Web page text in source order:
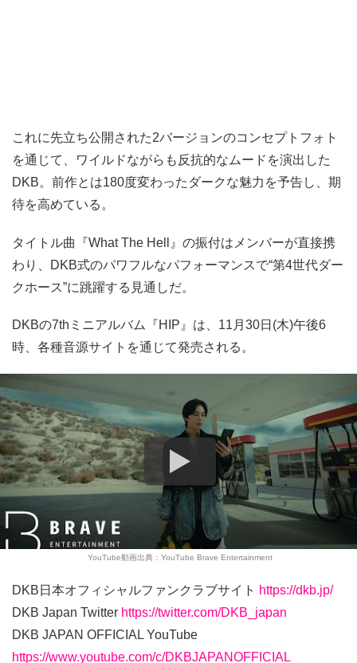
これに先立ち公開された2バージョンのコンセプトフォト
を通じて、ワイルドながらも反抗的なムードを演出した
DKB。前作とは180度変わったダークな魅力を予告し、期
待を高めている。
タイトル曲『What The Hell』の振付はメンバーが直接携
わり、DKB式のパワフルなパフォーマンスで“第4世代ダー
クホース”に跳躍する見通しだ。
DKBの7thミニアルバム『HIP』は、11月30日(木)午後6
時、各種音源サイトを通じて発売される。
YouTube動画出典：YouTube Brave Entertainment
DKB日本オフィシャルファンクラブサイト https://dkb.jp/
DKB Japan Twitter https://twitter.com/DKB_japan
DKB JAPAN OFFICIAL YouTube
https://www.youtube.com/c/DKBJAPANOFFICIAL